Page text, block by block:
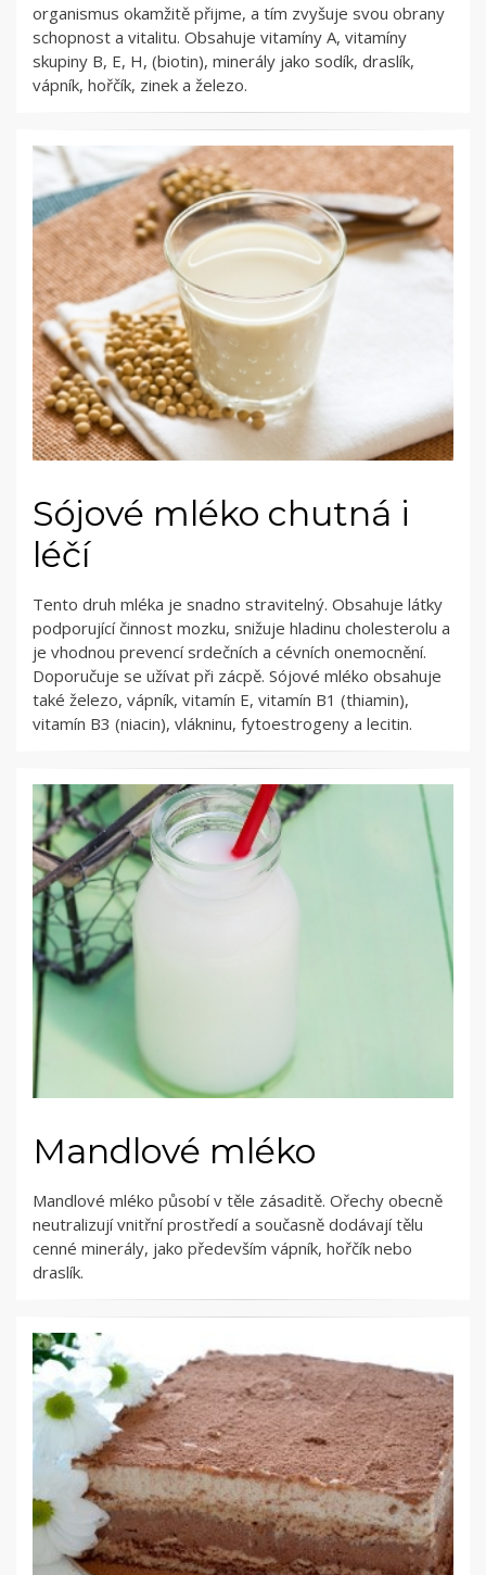
organismus okamžitě přijme, a tím zvyšuje svou obrany
schopnost a vitalitu. Obsahuje vitamíny A, vitamíny
skupiny B, E, H, (biotin), minerály jako sodík, draslík,
vápník, hořčík, zinek a železo.
Sójové mléko chutná i
léčí
Tento druh mléka je snadno stravitelný. Obsahuje látky
podporující činnost mozku, snižuje hladinu cholesterolu a
je vhodnou prevencí srdečních a cévních onemocnění.
Doporučuje se užívat při zácpě. Sójové mléko obsahuje
také železo, vápník, vitamín E, vitamín B1 (thiamin),
vitamín B3 (niacin), vlákninu, fytoestrogeny a lecitin.
Mandlové mléko
Mandlové mléko působí v těle zásaditě. Ořechy obecně
neutralizují vnitřní prostředí a současně dodávají tělu
cenné minerály, jako především vápník, hořčík nebo
draslík.